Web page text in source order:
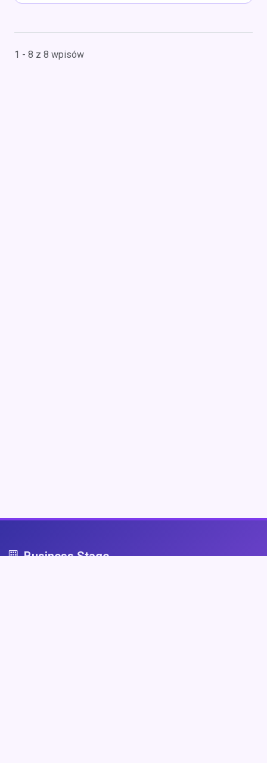
1 - 8 z 8 wpisów
Business Stage